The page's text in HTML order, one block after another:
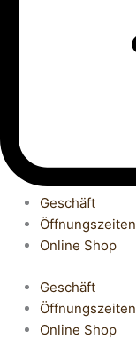
Geschäft
Öffnungszeiten
Online Shop
Geschäft
Öffnungszeiten
Online Shop